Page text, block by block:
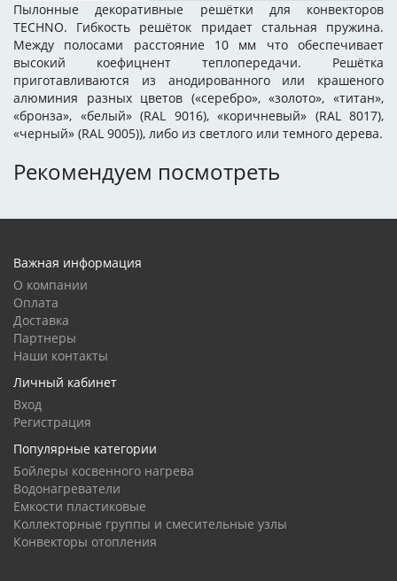
Пылонные декоративные решётки для конвекторов
TECHNO. Гибкость решёток придает стальная пружина.
Между полосами расстояние 10 мм что обеспечивает
высокий коефицнент теплопередачи. Решётка
приготавливаются из анодированного или крашеного
алюминия разных цветов («серебро», «золото», «титан»,
«бронза», «белый» (RAL 9016), «коричневый» (RAL 8017),
«черный» (RAL 9005)), либо из светлого или темного дерева.
Рекомендуем посмотреть
Важная информация
О компании
Оплата
Доставка
Партнеры
Наши контакты
Личный кабинет
Вход
Регистрация
Популярные категории
Бойлеры косвенного нагрева
Водонагреватели
Емкости пластиковые
Коллекторные группы и смесительные узлы
Конвекторы отопления